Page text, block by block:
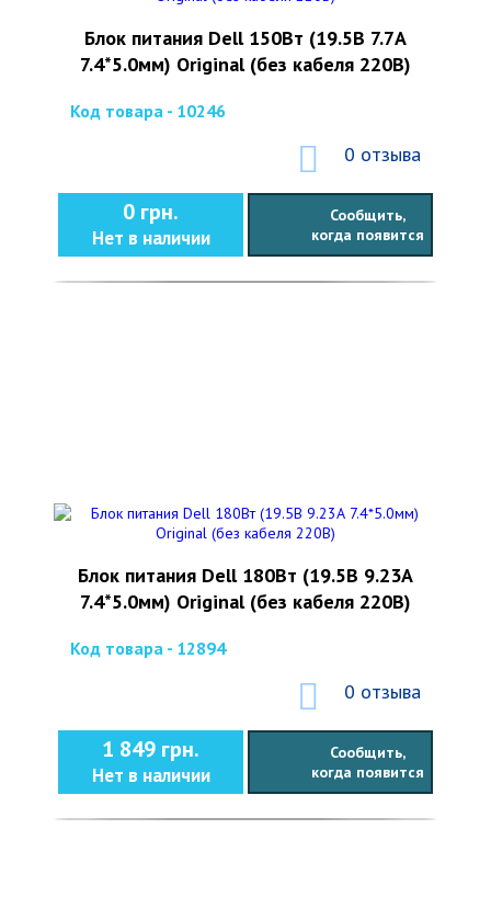
Блок питания Dell 150Вт (19.5В 7.7А
7.4*5.0мм) Original (без кабеля 220В)
Код товара - 10246
0 отзыва
0 грн.
Нет в наличии
Сообщить,
когда появится
Блок питания Dell 180Вт (19.5В 9.23А
7.4*5.0мм) Original (без кабеля 220В)
Код товара - 12894
0 отзыва
1 849 грн.
Нет в наличии
Сообщить,
когда появится